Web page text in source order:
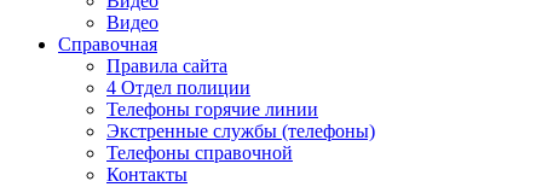
Видео
Справочная
Правила сайта
4 Отдел полиции
Телефоны горячие линии
Экстренные службы (телефоны)
Телефоны справочной
Контакты